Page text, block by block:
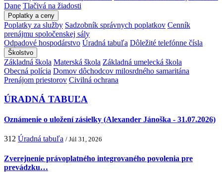
Dane Tlačivá na žiadosti
Poplatky a ceny
Poplatky za služby Sadzobník správnych poplatkov Cenník
prenájmu spoločenskej sály
Odpadové hospodárstvo Úradná tabuľa Dôležité telefónne čísla
Školstvo
Základná škola Materská škola Základná umelecká škola
Obecná polícia Domov dôchodcov milosrdného samaritána
Prenájom priestorov Civilná ochrana
ÚRADNÁ TABUĽA
Oznámenie o uložení zásielky (Alexander Jánoška - 31.07.2026)
312 Úradná tabuľa / Júl 31, 2026
Zverejnenie právoplatného integrovaného povolenia pre
prevádzku…